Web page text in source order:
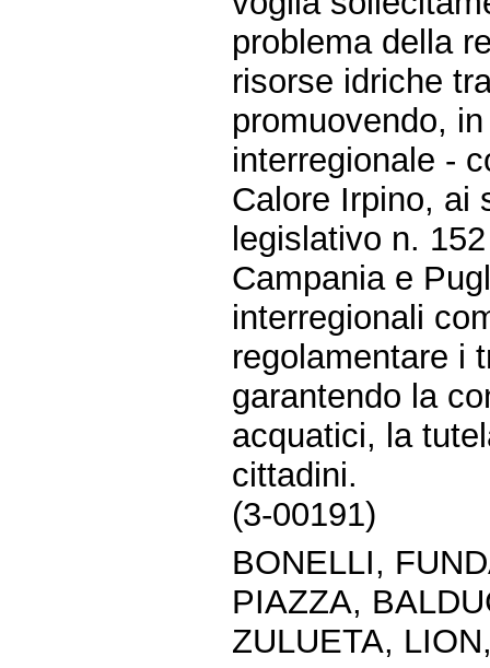
problema della
risorse idriche
promuovendo,
interregionale -
Calore Irpino, ai
legislativo n.
Campania e
interregionali
regolamentare i
garantendo la
acquatici, la
cittadini.
(3-00191)
BONELLI,
PIAZZA,
ZULUETA,